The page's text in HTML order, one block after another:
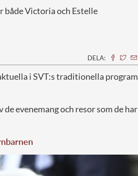
både Victoria och Estelle
DELA:
i SVT:s traditionella program
evenemang och resor som de har